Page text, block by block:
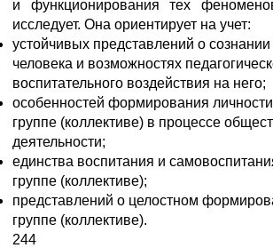
и функционирования тех
исследует. Она ориентирует на учет:
устойчивых представлений о сознании
человека и возможностях
воспитательного воздействия на него;
особенностей формирования
группе (коллективе) в процессе
деятельности;
единства воспитания и
группе (коллективе);
представлений о целостном
группе (коллективе).
244